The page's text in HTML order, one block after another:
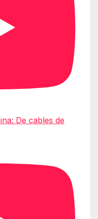
De cables de